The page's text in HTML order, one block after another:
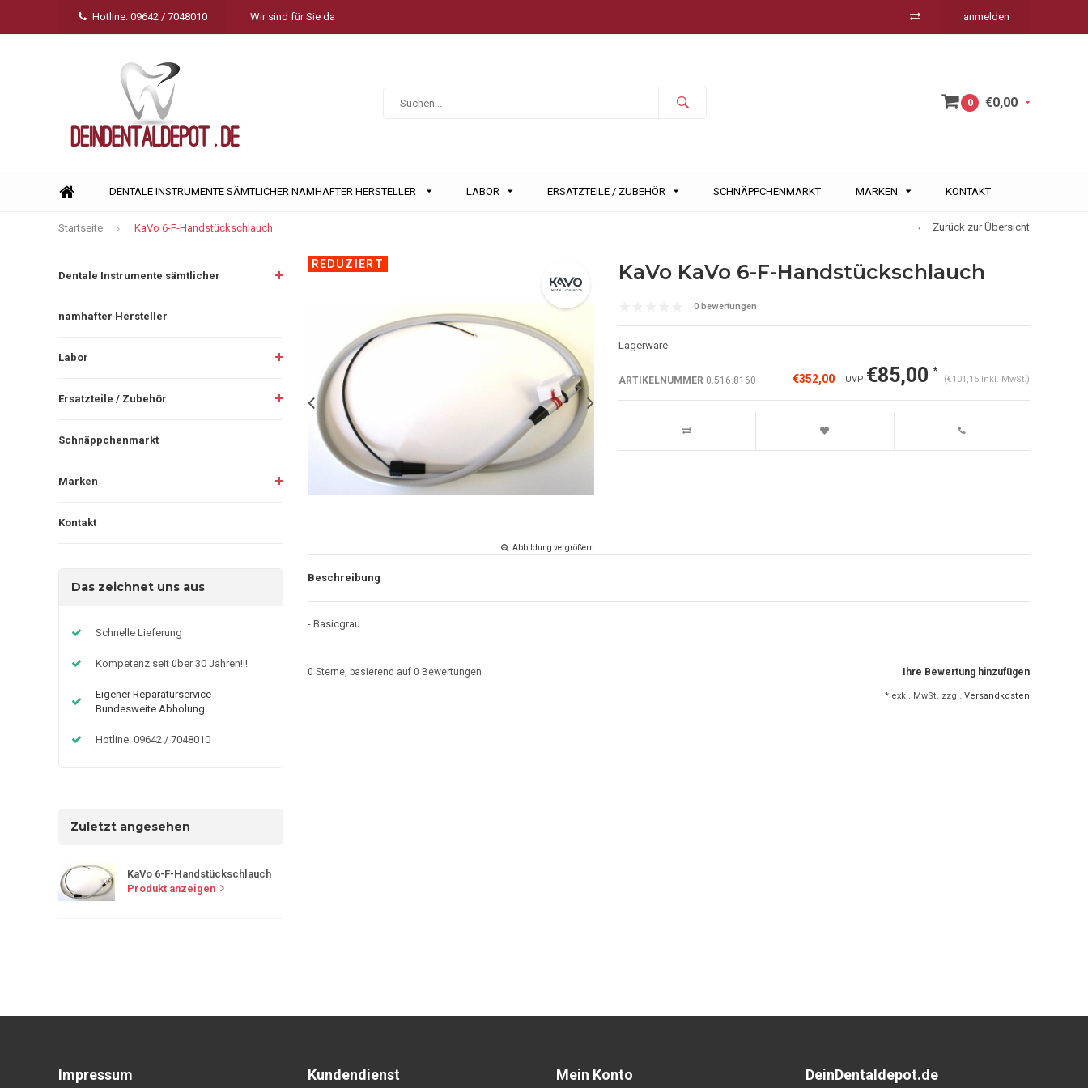
Hotline: 09642 / 7048010 Wir sind für Sie da anmelden
0 €0,00
DENTALE INSTRUMENTE SÄMTLICHER NAMHAFTER HERSTELLER LABOR ERSATZTEILE / ZUBEHÖR SCHNÄPPCHENMARKT MARKEN KONTAKT
Startseite KaVo 6-F-Handstückschlauch Zurück zur Übersicht
Dentale Instrumente sämtlicher
namhafter Hersteller
Labor
Ersatzteile / Zubehör
Schnäppchenmarkt
Marken
Kontakt
Das zeichnet uns aus
Schnelle Lieferung
Kompetenz seit über 30 Jahren!!!
Eigener Reparaturservice -
Bundesweite Abholung
Hotline: 09642 / 7048010
Zuletzt angesehen
KaVo 6-F-Handstückschlauch
Produkt anzeigen
REDUZIERT
Abbildung vergrößern
KaVo KaVo 6-F-Handstückschlauch
0 bewertungen
Lagerware
ARTIKELNUMMER 0.516.8160 €352,00 UVP €85,00 *
(€101,15 Inkl. MwSt.)
Beschreibung
- Basicgrau
Ihre Bewertung hinzufügen
0 Sterne, basierend auf 0 Bewertungen
* exkl. MwSt. zzgl. Versandkosten
Impressum Kundendienst Mein Konto DeinDentaldepot.de